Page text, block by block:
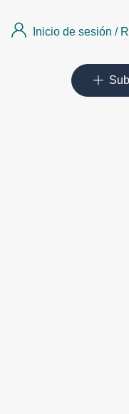
Inicio de sesión /